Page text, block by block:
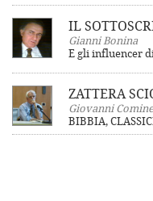
IL
Gianni Bonina
E gli influencer
ZATTERA
Giovanni
BIBBIA,